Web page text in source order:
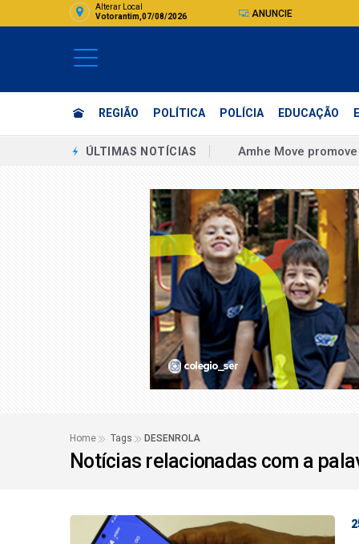
Alterar Local
Votorantim,07/08/2026
ANUNCIE
REGIÃO POLÍTICA POLÍCIA EDUCAÇÃO
ÚLTIMAS NOTÍCIAS
Amhe Move
Erika Hilton declara
PM prende cinco
Famílias brasileiras
STJ condena
Endividamento das
36ª Feira Beco do
Depoimento de
Home Tags DESENROLA
Notícias relacionadas com a